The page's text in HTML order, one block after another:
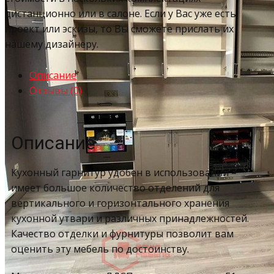
дистанционно или в салоне. Если у Вас уже есть
проект или эскизы, то Вы сможете прислать их
нашему дизайнеру.
Описание
Отзывы (0)
Описание
Кухонный гарнитур удобен в использовании –
имеет большое количество отделений для
вертикального и горизонтального хранения
кухонной утвари и различных принадлежностей.
Качество отделки и фурнитуры позволит вам
оценить эту мебель по достоинству.